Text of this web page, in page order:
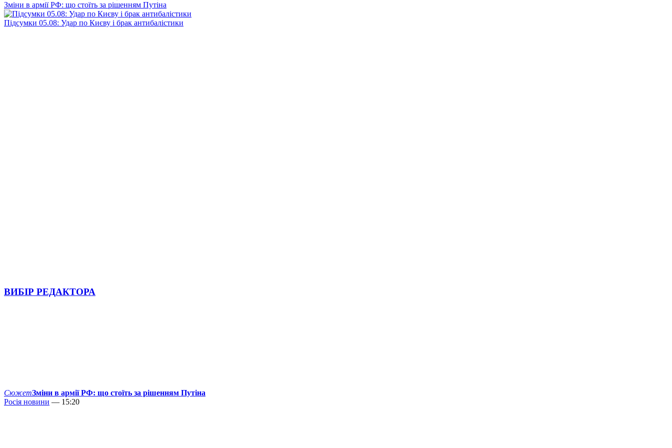
Зміни в армії РФ: що стоїть за рішенням Путіна
Підсумки 05.08: Удар по Києву і брак антибалістики
ВИБІР РЕДАКТОРА
СюжетЗміни в армії РФ: що стоїть за рішенням Путіна
Росія новини — 15:20